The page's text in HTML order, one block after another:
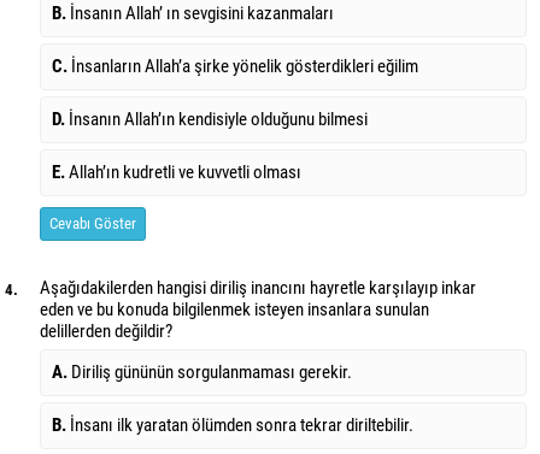
B. İnsanın Allah’ ın sevgisini kazanmaları
C. İnsanların Allah’a şirke yönelik gösterdikleri eğilim
D. İnsanın Allah’ın kendisiyle olduğunu bilmesi
E.Allah’ın kudretli ve kuvvetli olması
Cevabı Göster
4.
Aşağıdakilerden hangisi diriliş inancını hayretle karşılayıp inkar
eden ve bu konuda bilgilenmek isteyen insanlara sunulan
delillerden değildir?
A. Diriliş gününün sorgulanmaması gerekir.
B. İnsanı ilk yaratan ölümden sonra tekrar diriltebilir.